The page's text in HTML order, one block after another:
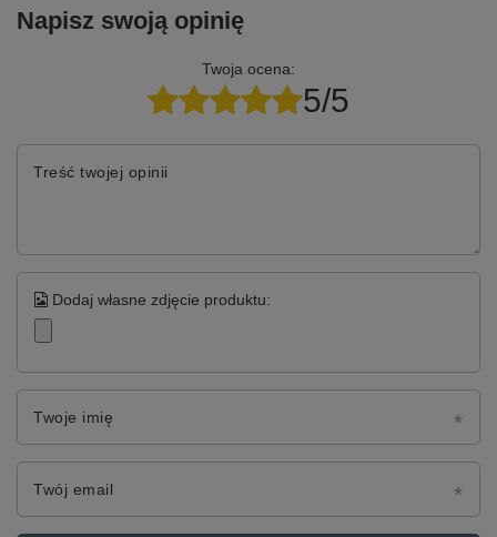
Napisz swoją opinię
Twoja ocena:
5/5
Treść twojej opinii
Dodaj własne zdjęcie produktu:
Twoje imię
Twój email